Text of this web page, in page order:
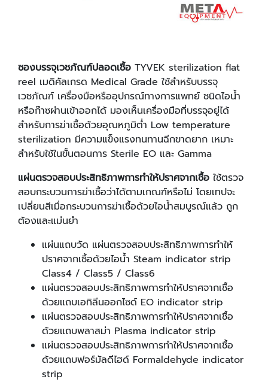
ซองบรรจุเวชภัณฑ์ปลอดเชื้อ TYVEK sterilization flat
reel เมดิคัลเกรด Medical Grade ใช้สำหรับบรรจุ
เวชภัณฑ์ เครื่องมือหรืออุปกรณ์ทางการแพทย์ ชนิดไอน้ำ
หรือก๊าซผ่านเข้าออกได้ มองเห็นเครื่องมือที่บรรจุอยู่ได้
สำหรับการฆ่าเชื้อด้วยอุณหภูมิต่ำ Low temperature
sterilization มีความแข็งแรงทนทานฉีกขาดยาก เหมาะ
สำหรับใช้ในขั้นตอนการ Sterile EO และ Gamma
แผ่นตรวจสอบประสิทธิภาพการทำให้ปราศจากเชื้อ ใช้ตรวจ
สอบกระบวนการฆ่าเชื้อว่าได้ตามเกณฑ์หรือไม่ โดยเทปจะ
เปลี่ยนสีเมื่อกระบวนการฆ่าเชื้อด้วยไอน้ำสมบูรณ์แล้ว ถูก
ต้องและแม่นยำ
แผ่นแถบวัด แผ่นตรวจสอบประสิทธิภาพการทำให้
ปราศจากเชื้อด้วยไอน้ำ Steam indicator strip
Class4 / Class5 / Class6
แผ่นตรวจสอบประสิทธิภาพการทำให้ปราศจากเชื้อ
ด้วยแถบเอทิลีนออกไซด์ EO indicator strip
แผ่นตรวจสอบประสิทธิภาพการทำให้ปราศจากเชื้อ
ด้วยแถบพลาสม่า Plasma indicator strip
แผ่นตรวจสอบประสิทธิภาพการทำให้ปราศจากเชื้อ
ด้วยแถบฟอร์มัลดีไฮด์ Formaldehyde indicator
strip